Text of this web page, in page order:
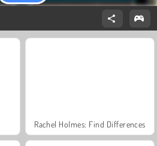
Rachel Holmes: Find Differences